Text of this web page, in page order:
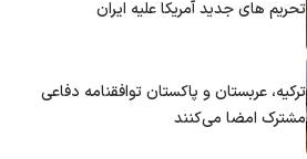
تحریم های جدید آمریکا علیه ایران
ترکیه، عربستان و پاکستان توافقنامه دفاعی
مشترک امضا می‌کنند